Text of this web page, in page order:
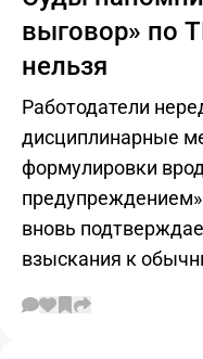
выговор» по
нельзя
Работодатели
дисциплинарные
формулировки
вновь
взыскания к